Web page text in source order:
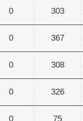
0 303
0 367
0 308
0 326
0 75